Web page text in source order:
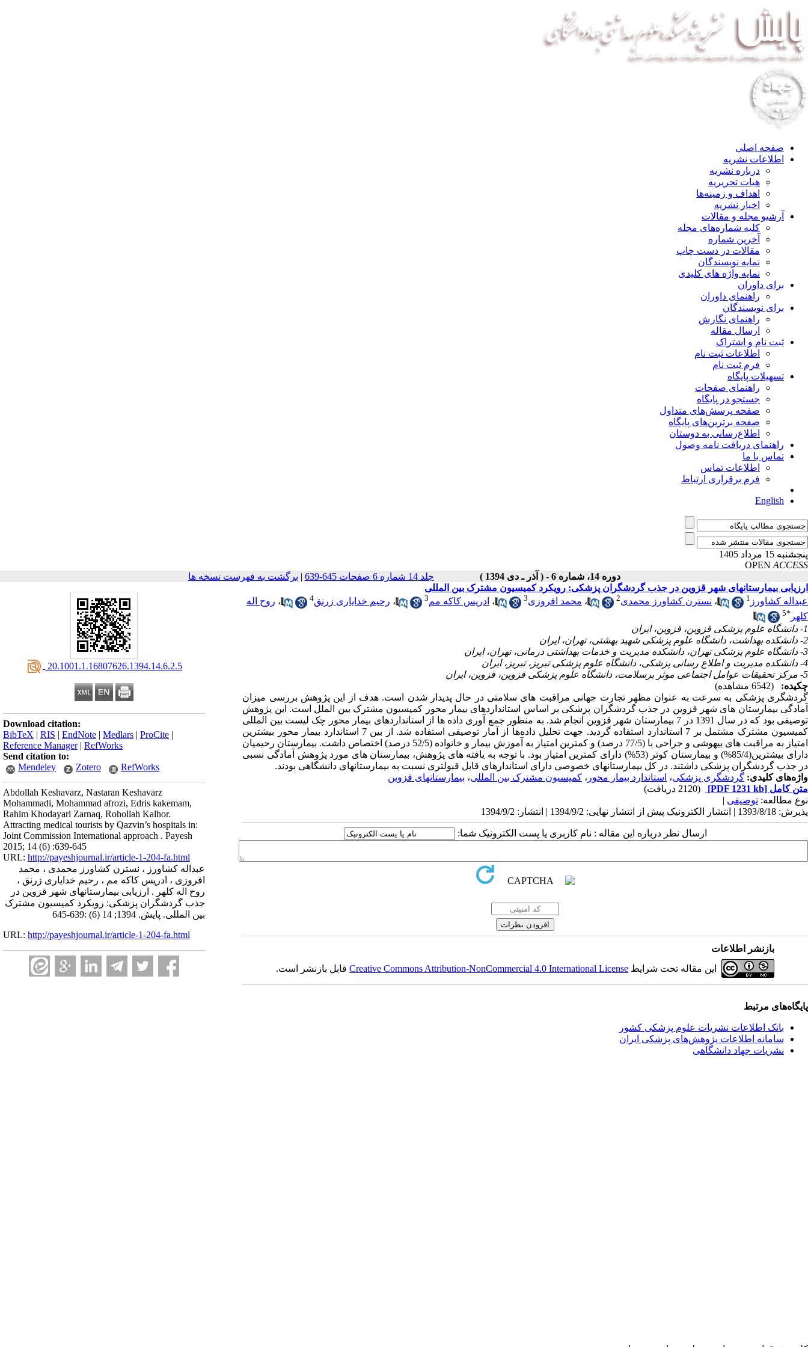
صفحه اصلی
اطلاعات نشریه
درباره نشریه
هیات تحریریه
اهداف و زمینه‌ها
اخبار نشریه
آرشیو مجله و مقالات
کلیه شماره‌های مجله
آخرین شماره
مقالات در دست چاپ
نمایه نویسندگان
نمایه واژه های کلیدی
برای داوران
راهنمای داوران
برای نویسندگان
راهنمای نگارش
ارسال مقاله
ثبت نام و اشتراک
اطلاعات ثبت نام
فرم ثبت نام
تسهیلات پایگاه
راهنمای صفحات
جستجو در پایگاه
صفحه پرسش‌های متداول
صفحه برترین‌های پایگاه
اطلاع‌رسانی به دوستان
راهنمای دریافت نامه وصول
تماس با ما
اطلاعات تماس
فرم برقراری ارتباط
English
پنجشنبه 15 مرداد 1405
OPEN ACCESS
دوره 14، شماره 6 - ( آذر ـ دی 1394 )
جلد 14 شماره 6 صفحات 645-639 | برگشت به فهرست نسخه ها
‎ 20.1001.1.16807626.1394.14.6.2.5
Download citation:
BibTeX | RIS | EndNote | Medlars | ProCite |
Reference Manager| RefWorks
Send citation to:
Mendeley
Zotero RefWorks
Abdollah Keshavarz, Nastaran Keshavarz
Mohammadi, Mohammad afrozi, Edris kakemam,
Rahim Khodayari Zarnaq, Rohollah Kalhor.
Attracting medical tourists by Qazvin’s hospitals in:
Joint Commission International approach . Payesh
2015; 14 (6) :639-645
URL: http://payeshjournal.ir/article-1-204-fa.html
عبداله کشاورز ، نسترن کشاورز محمدی ، محمد
افروزی ، ادریس کاکه مم ، رحیم خدایاری زرنق ،
روح اله کلهر . ارزیابی بیمارستانهای شهر قزوین در
جذب گردشگران پزشکی: رویکرد کمیسیون مشترک
بین المللی. پایش. 1394; 14 (6) :639-645
URL: http://payeshjournal.ir/article-1-204-fa.html
ارزیابی بیمارستانهای شهر قزوین در جذب گردشگران پزشکی: رویکرد کمیسیون مشترک بین المللی
عبداله کشاورز 1 ، نسترن کشاورز محمدی2 ، محمد افروزی3 ، ادریس کاکه مم 3 ، رحیم خدایاری زرنق4 ، روح اله
کلهر *
5
1- دانشگاه علوم پزشکی قزوین، قزوین، ایران
2- دانشکده بهداشت، دانشگاه علوم پزشکی شهید بهشتی، تهران، ایران
3- دانشگاه علوم پزشکی تهران، دانشکده مدیریت و خدمات بهداشتی درمانی، تهران، ایران
4- دانشکده مدیریت و اطلاع رسانی پزشکی، دانشگاه علوم پزشکی تبریز، تبریز، ایران
5- مرکز تحقیقات عوامل اجتماعی موثر برسلامت، دانشگاه علوم پزشکی قزوین، قزوین، ایران
چکیده:
(6542 مشاهده)
گردشگری پزشکی به سرعت به عنوان مظهر تجارت جهانی مراقبت های سلامتی در حال پدیدار شدن است. هدف از این پژوهش بررسی میزان
آمادگی بیمارستان های شهر قزوین در جذب گردشگران پزشکی بر اساس استانداردهای بیمار محور کمیسیون مشترک بین الملل است. این پژوهش
توصیفی بود که در سال 1391 در 7 بیمارستان شهر قزوین انجام شد. به منظور جمع آوری داده ها از استانداردهای بیمار محور چک لیست بین المللی
کمیسیون مشترک مشتمل بر 7 استاندارد استفاده گردید. جهت تحلیل داده‌ها از آمار توصیفی استفاده شد. از بین 7 استاندارد بیمار محور بیشترین
امتیاز به مراقبت های بیهوشی و جراحی با (77/5 درصد) و کمترین امتیاز به آموزش بیمار و خانواده (52/5 درصد) اختصاص داشت. بیمارستان رحیمیان
دارای بیشترین(85/4%) و بیمارستان کوثر (53%) دارای کمترین امتیاز بود. با توجه به یافته های پژوهش، بیمارستان های مورد پژوهش آمادگی نسبی
در جذب گردشگران پزشکی داشتند. در کل بیمارستانهای خصوصی دارای استاندارهای قابل قبولتری نسبت به بیمارستانهای دانشگاهی بودند.
واژه‌های کلیدی: گردشگری پزشکی، استاندارد بیمار محور ، کمیسیون مشترک بین المللی، بیمارستانهای قزوین
متن کامل [PDF 1231 kb]
(2120 دریافت)
نوع مطالعه: توصیفی |
پذیرش: 1393/8/18 | انتشار الکترونیک پیش از انتشار نهایی: 1394/9/2 | انتشار: 1394/9/2
ارسال نظر درباره این مقاله : نام کاربری یا پست الکترونیک شما:
بازنشر اطلاعات
این مقاله تحت شرایط Creative Commons Attribution-NonCommercial 4.0 International Licenseقابل بازنشر است.
پایگاه‌های مرتبط
بانک اطلاعات نشریات علوم پزشکی کشور
سامانه اطلاعات پژوهش‌های پزشکی ایران
نشریات جهاد دانشگاهی